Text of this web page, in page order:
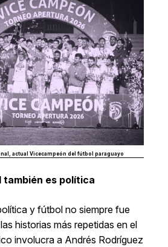
actual Vicecampeón del fútbol paraguayo
también es política
y fútbol no siempre fue
historias más repetidas en el
involucra a Andrés Rodríguez